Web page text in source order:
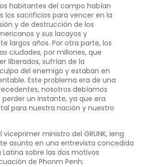
habitantes del campo habían
los sacrificios para vencer en la
y de destrucción de los
y sus lacayos y
largos años. Por otra parte, los
ciudades, por millones, que
liberados, sufrían de la
del enemigo y estaban en
Este problema era de una
nosotros debíamos
perder un instante, ya que era
para nuestra nación y nuestro
ministro del GRUNK, Ieng
asunto en una entrevista concedida
Latina sobre las dos motivos
de Phonm Penh: